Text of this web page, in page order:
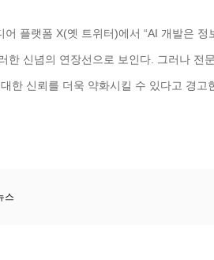
플랫폼 X(옛 트위터)에서 “AI 개발은
한 신념의 연장선으로 보인다. 그러나 전
한 신뢰를 더욱 약화시킬 수 있다고 경고
스